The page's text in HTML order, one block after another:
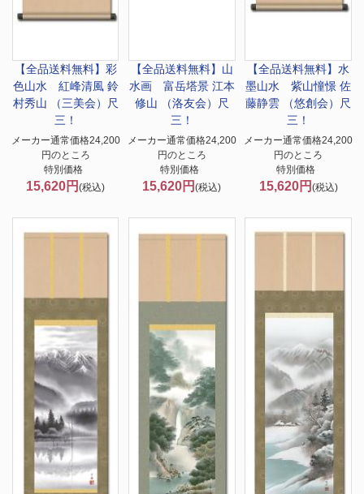
【全品送料無料】 彩
色山水 紅峰清風 鈴
村秀山 （三美会）尺
三！
メーカー通常価格24,200
円のところ
特別価格
15,620円(税込)
【全品送料無料】 山
水画 富岳塔景 江本
修山 （洛友会）尺
三！
メーカー通常価格24,200
円のところ
特別価格
15,620円(税込)
【全品送料無料】水
墨山水 紫山憧憬 佐
藤静雲 （悠創会）尺
三！
メーカー通常価格24,200
円のところ
特別価格
15,620円 (税込)